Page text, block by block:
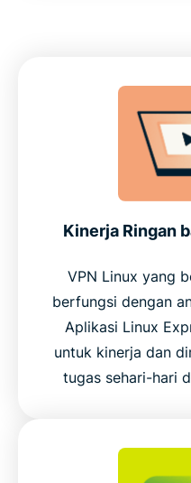
Kinerja Ringan
VPN Linux yang
berfungsi dengan
Aplikasi Linux
untuk kinerja dan
tugas sehari-hari